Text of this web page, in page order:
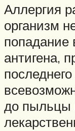
Аллергия
организм
попадание
антигена,
до пыльцы